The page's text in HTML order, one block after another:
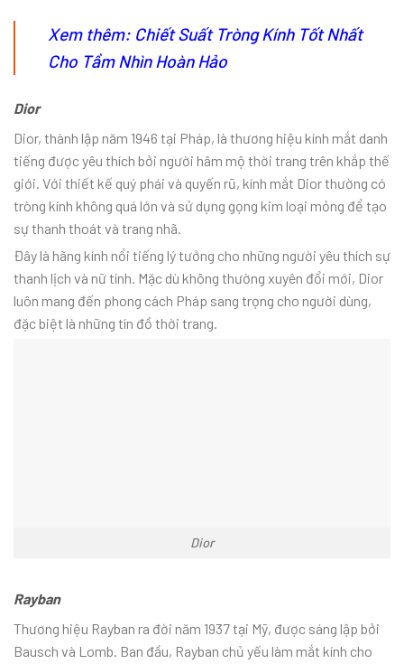
Xem thêm: Chiết Suất Tròng Kính Tốt Nhất
Cho Tầm Nhìn Hoàn Hảo
Dior
Dior, thành lập năm 1946 tại Pháp, là thương hiệu kính mắt danh
tiếng được yêu thích bởi người hâm mộ thời trang trên khắp thế
giới. Với thiết kế quý phái và quyến rũ, kính mắt Dior thường có
tròng kính không quá lớn và sử dụng gọng kim loại mỏng để tạo
sự thanh thoát và trang nhã.
Đây là hãng kính nổi tiếng lý tưởng cho những người yêu thích sự
thanh lịch và nữ tính. Mặc dù không thường xuyên đổi mới, Dior
luôn mang đến phong cách Pháp sang trọng cho người dùng,
đặc biệt là những tín đồ thời trang.
Dior
Rayban
Thương hiệu Rayban ra đời năm 1937 tại Mỹ, được sáng lập bởi
Bausch và Lomb. Ban đầu, Rayban chủ yếu làm mắt kính cho